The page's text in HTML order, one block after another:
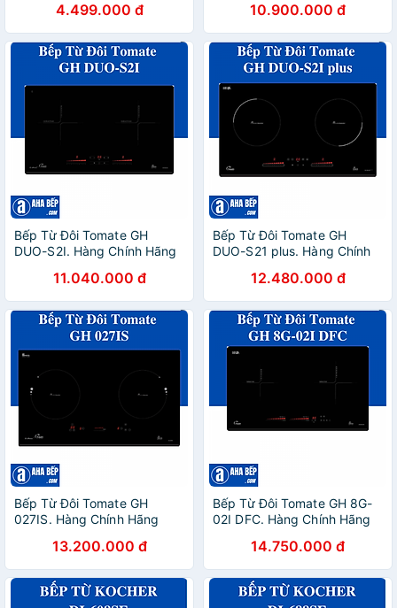
4.499.000 đ 10.900.000 đ
Bếp Từ Đôi Tomate GH
DUO-S2I. Hàng Chính Hãng
11.040.000 đ
Bếp Từ Đôi Tomate GH
DUO-S21 plus. Hàng Chính
12.480.000 đ
Bếp Từ Đôi Tomate GH
027IS. Hàng Chính Hãng
13.200.000 đ
Bếp Từ Đôi Tomate GH 8G-
02I DFC. Hàng Chính Hãng
14.750.000 đ